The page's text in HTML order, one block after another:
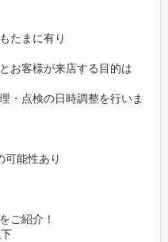
たまに有り
お客様が来店する目的は
・点検の日時調整を行いま
可能性あり
ご紹介！